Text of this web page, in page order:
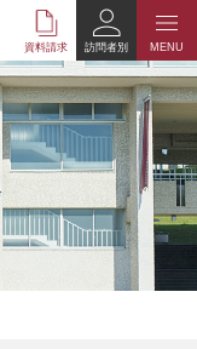
資料請求 MENU
訪問者別